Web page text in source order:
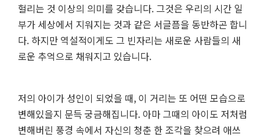
헐리는 것 이상의 의미를 갖습니다. 그것은 우리의 시간 일
부가 세상에서 지워지는 것과 같은 서글픔을 동반하곤 합니
다. 하지만 역설적이게도 그 빈자리는 새로운 사람들의 새
로운 추억으로 채워지고 있습니다.
저의 아이가 성인이 되었을 때, 이 거리는 또 어떤 모습으로
변해있을지 문득 궁금해집니다. 아마 그때의 아이도 저처럼
변해버린 풍경 속에서 자신의 청춘 한 조각을 찾으려 애쓰